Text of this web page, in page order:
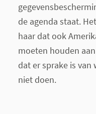
de agenda staat.
haar dat ook
moeten houden
dat er sprake is
niet doen.